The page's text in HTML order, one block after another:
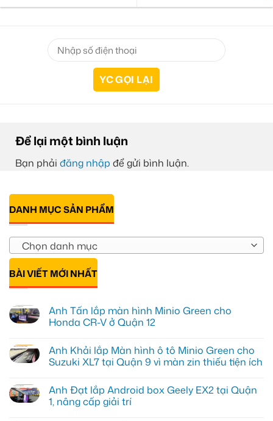
Để lại một bình luận
Bạn phải đăng nhập để gửi bình luận.
DANH MỤC SẢN PHẨM
Chọn danh mục
BÀI VIẾT MỚI NHẤT
Anh Tấn lắp màn hình Minio Green cho
Honda CR-V ở Quận 12
bình
luận
ở
lắp
màn
hình
Anh Khải lắp Màn hình ô tô Minio Green cho
Suzuki XL7 tại Quận 9 vì màn zin thiếu tiện ích
bình
luận
ở
Anh Đạt lắp Android box Geely EX2 tại Quận
1, nâng cấp giải trí